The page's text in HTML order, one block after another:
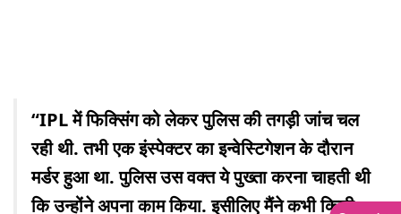
“IPL में फिक्सिंग को लेकर पुलिस की तगड़ी जांच चल
रही थी. तभी एक इंस्पेक्टर का इन्वेस्टिगेशन के दौरान
मर्डर हुआ था. पुलिस उस वक्त ये पुख्ता करना चाहती थी
कि उन्होंने अपना काम किया. इसीलिए मैंने कभी किसी